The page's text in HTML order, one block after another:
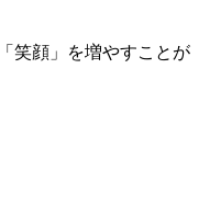
笑顔」を増やすことが